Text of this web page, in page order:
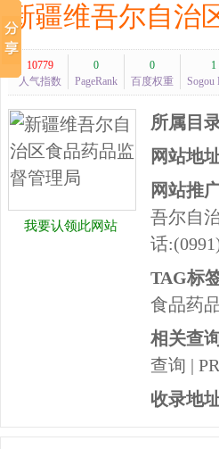
新疆维吾尔自治
10779
人气指数
0
PageRank
0
百度权重
1
Sogou
我要认领此网站
所属目
网站地
网站推
吾尔自
话
TAG标
食品药
相关查
查询 |
收录地